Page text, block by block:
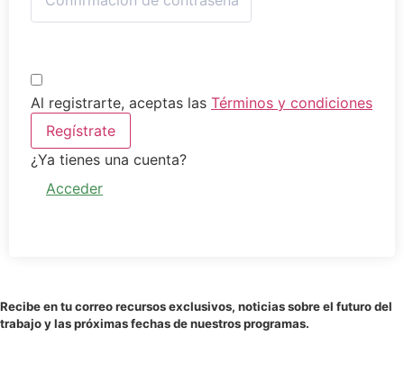
Al registrarte, aceptas las Términos y condiciones
Regístrate
¿Ya tienes una cuenta?
Acceder
Recibe en tu correo recursos exclusivos, noticias sobre el futuro del
trabajo y las próximas fechas de nuestros programas.